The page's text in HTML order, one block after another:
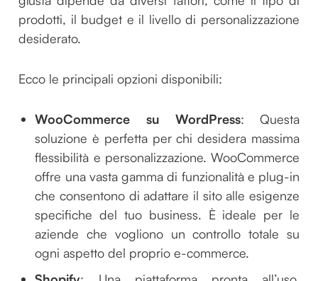
prodotti, il budget e il livello di personalizzazione
desiderato.
Ecco le principali opzioni disponibili:
WooCommerce su WordPress: Questa
soluzione è perfetta per chi desidera massima
flessibilità e personalizzazione. WooCommerce
offre una vasta gamma di funzionalità e plug-in
che consentono di adattare il sito alle esigenze
specifiche del tuo business. È ideale per le
aziende che vogliono un controllo totale su
ogni aspetto del proprio e-commerce.